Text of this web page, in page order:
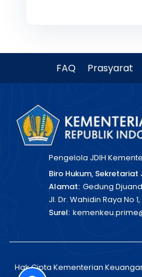
FAQ Prasyarat
Pengelola JDIH
Biro Hukum, Sekretariat
Alamat: Gedung
Jl. Dr. Wahidin Raya No
Surel:
Hak Cipta Kementerian